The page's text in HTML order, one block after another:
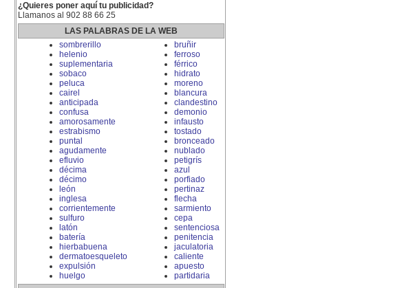
¿Quieres poner aquí tu publicidad?
Llamanos al 902 88 66 25
LAS PALABRAS DE LA WEB
sombrerillo
helenio
suplementaria
sobaco
peluca
cairel
anticipada
confusa
amorosamente
estrabismo
puntal
agudamente
efluvio
décima
décimo
león
inglesa
corrientemente
sulfuro
latón
batería
hierbabuena
dermatoesqueleto
expulsión
huelgo
bruñir
ferroso
férrico
hidrato
moreno
blancura
clandestino
demonio
infausto
tostado
bronceado
nublado
petigrís
azul
porfiado
pertinaz
flecha
sarmiento
cepa
sentenciosa
penitencia
jaculatoria
caliente
apuesto
partidaria